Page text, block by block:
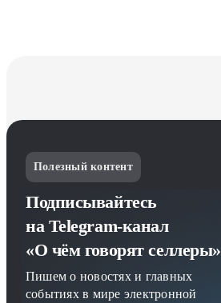
Полезный контент
Подписывайтесь
на Telegram-канал
«О чём говорят селлеры»
Пишем о новостях и главных
событиях в мире электронной